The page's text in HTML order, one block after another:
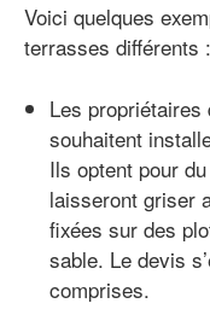
Voici quelques
terrasses différents :
Les propriétaires
souhaitent
Ils optent pour
laisseront griser
fixées sur des
sable. Le devis
comprises.